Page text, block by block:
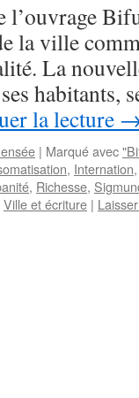
l’ouvrage
la ville
La
habitants,
la lecture
| Marqué avec
, Internation
, Richesse,
Ville et écriture |